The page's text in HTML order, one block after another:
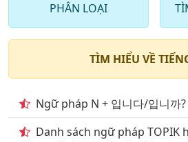
. Chủ đề động từ thường
22. Chủ đề động từ thường
24 . Chủ đề động từ thường dùng
25 . Giao thông vận tải đường bộ
PHÂN LOẠI
TÌM HIỂU VỀ
Ngữ pháp N + 입니다/입니까?
Danh sách ngữ pháp TOPIK